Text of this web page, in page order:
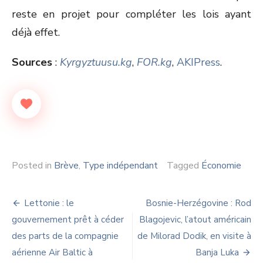
reste en projet pour compléter les lois ayant
déjà effet.
Sources : Kyrgyztuusu.kg, FOR.kg, AKIPress.
Posted in Brève, Type indépendant Tagged Économie
Navigation
de
l’article
Lettonie : le
gouvernement prêt à céder
des parts de la compagnie
aérienne Air Baltic à
Bosnie-Herzégovine : Rod
Blagojevic, l’atout américain
de Milorad Dodik, en visite à
Banja Luka